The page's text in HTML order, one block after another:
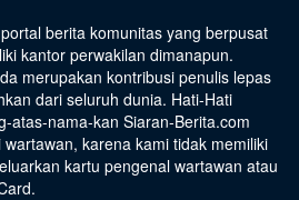
berita komunitas yang berpusat
kantor perwakilan dimanapun.
merupakan kontribusi penulis lepas
dari seluruh dunia. Hati-Hati
atas-nama-kan Siaran-Berita.com
karena kami tidak memiliki
kartu pengenal wartawan atau